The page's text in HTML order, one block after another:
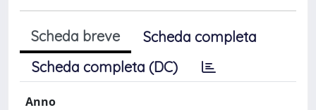
Scheda breve
Scheda completa
Scheda completa (DC)
Anno